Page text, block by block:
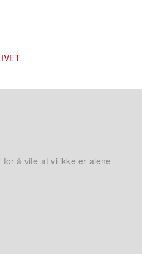
for å vite at vi ikke er alene